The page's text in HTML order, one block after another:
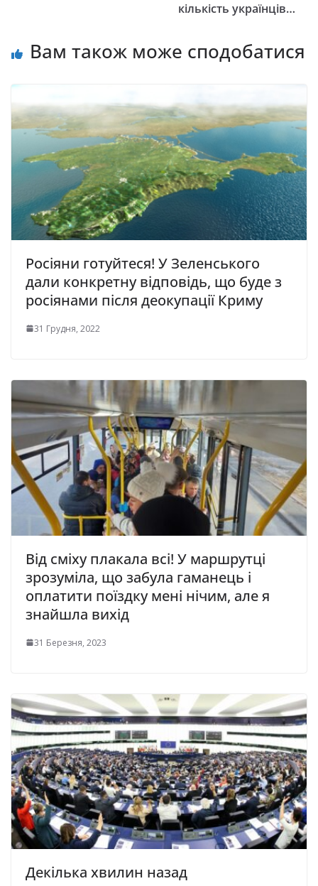
кількість українців…
Вам також може сподобатися
Росіяни готуйтеся! У Зеленського
дали конкретну відповідь, що буде з
росіянами після деокупації Криму
31 Грудня, 2022
Від сміху плакала всі! У маршрутці
зрозуміла, що забула гаманець і
оплатити поїздку мені нічим, але я
знайшла вихід
31 Березня, 2023
Декілька хвилин назад